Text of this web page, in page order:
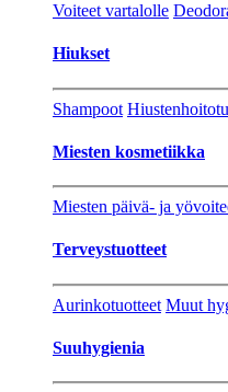
Voiteet vartalolle
Hiukset
Shampoot
Miesten kosmetiikka
Miesten päivä- ja
Terveystuotteet
Aurinkotuotteet Muut
Suuhygienia